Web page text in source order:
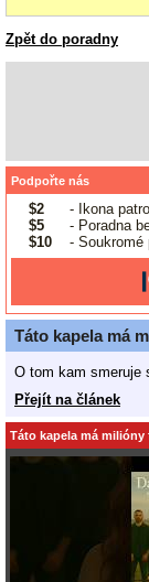
Zpět do poradny
Podpořte nás
$2
- Ikona
$5
- Poradna
$10
- Soukromé
Táto kapela má
O tom kam smeruje
Přejít na článek
Táto kapela má